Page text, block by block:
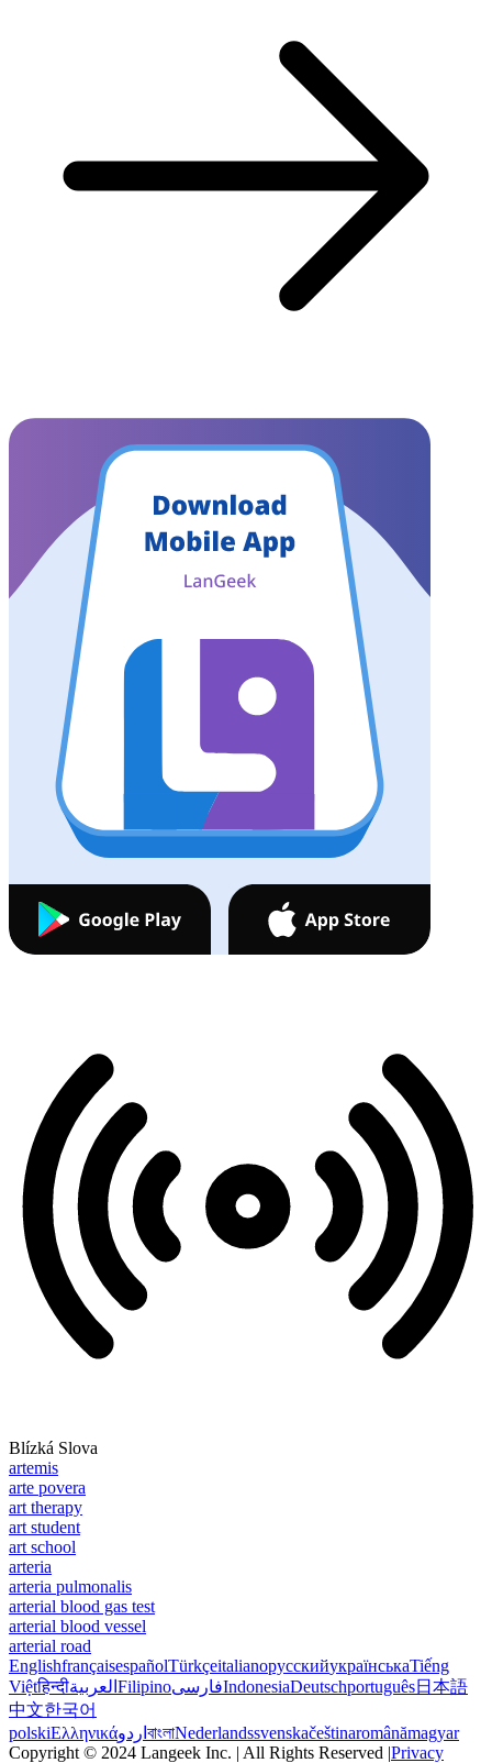
Blízká Slova
artemis
arte povera
art therapy
art student
art school
arteria
arteria pulmonalis
arterial blood gas test
arterial blood vessel
arterial road
EnglishfrançaisespañolTürkçeitalianoрусскийукраїнськаTiếng
Việtहिन्दीالعربية FilipinoفارسیIndonesiaDeutschportuguês日本語
中文한국어
polskiΕλληνικάاردو বাংলাNederlandssvenskačeštinaromânămagyar
Copyright © 2024 Langeek Inc. | All Rights Reserved |Privacy